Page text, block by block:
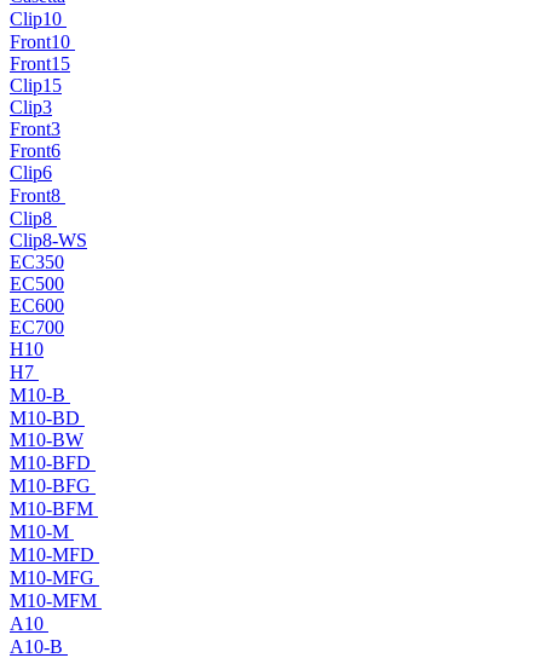
Clip10
Front10
Front15
Clip15
Clip3
Front3
Front6
Clip6
Front8
Clip8
Clip8-WS
EC350
EC500
EC600
EC700
H10
H7
M10-B
M10-BD
M10-BW
M10-BFD
M10-BFG
M10-BFM
M10-M
M10-MFD
M10-MFG
M10-MFM
A10
A10-B